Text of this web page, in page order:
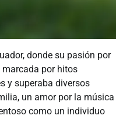
donde su pasión por
marcada por hitos
y superaba diversos
un amor por la música
como un individuo